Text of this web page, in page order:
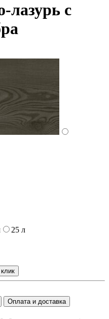
лазурь с
25 л
Оплата и доставка